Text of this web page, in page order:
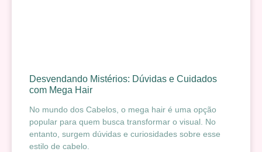
Desvendando Mistérios: Dúvidas e Cuidados
com Mega Hair
No mundo dos Cabelos, o mega hair é uma opção
popular para quem busca transformar o visual. No
entanto, surgem dúvidas e curiosidades sobre esse
estilo de cabelo.